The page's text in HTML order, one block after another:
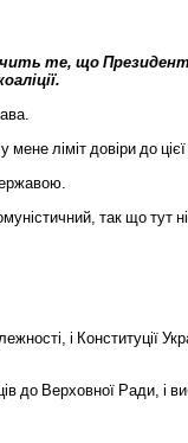
те, що Президент
.
.
у мене ліміт довіри до цієї
.
, так що тут
, і Конституції
до Верховної Ради, і